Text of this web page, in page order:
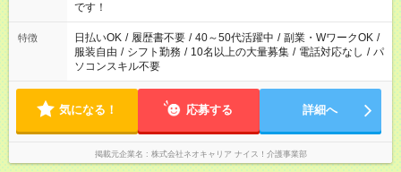
です！
特徴 日払いOK / 履歴書不要 / 40～50代活躍中 / 副業・WワークOK /
服装自由 / シフト勤務 / 10名以上の大量募集 / 電話対応なし / パ
ソコンスキル不要
気になる！ 応募する 詳細へ
掲載元企業名 株式会社ネオキャリア ナイス！介護事業部